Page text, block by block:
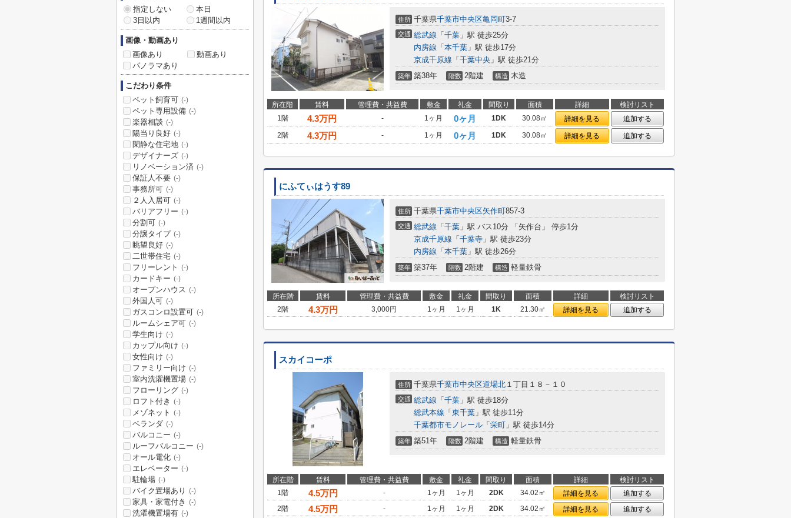
住所 千葉県千葉市中央区亀岡町3-7
交通 総武線 「 千葉 」駅 徒歩25分
内房線 「 本千葉 」駅 徒歩17分
京成千原線 「 千葉中央 」駅 徒歩21分
築年 築38年 階数 2階建 構造 木造
所在階 賃料 管理費・共益費 敷金 礼金 間取り 面積 詳細
検討リスト
1階
4.3万円 - 1ヶ月 0ヶ月 1DK 30.08㎡ 詳細を見る
追加する
2階
4.3万円 - 1ヶ月 0ヶ月 1DK 30.08㎡ 詳細を見る 追加する
にふてぃはうす89
住所 千葉県千葉市中央区矢作町857-3
交通 総武線 「 千葉 」駅 バス10分 「矢作台」 停歩1分
京成千原線 「 千葉寺 」駅 徒歩23分
内房線 「 本千葉 」駅 徒歩26分
築年 築37年 階数 2階建 構造 軽量鉄骨
所在階 賃料 管理費・共益費 敷金 礼金 間取り 面積 詳細
検討リスト
2階
4.3万円 3,000円 1ヶ月 1ヶ月 1K 21.30㎡ 詳細を見る 追加する
スカイコーポ
住所 千葉県千葉市中央区道場北 １丁目１８－１０
交通 総武線 「 千葉 」駅 徒歩18分
総武本線 「 東千葉 」駅 徒歩11分
千葉都市モノレール 「 栄町 」駅 徒歩14分
築年 築51年 階数 2階建 構造 軽量鉄骨
所在階 賃料 管理費・共益費 敷金 礼金 間取り 面積 詳細
検討リスト
1階
4.5万円 - 1ヶ月 1ヶ月 2DK 34.02㎡ 詳細を見る
追加する
2階
4.5万円 - 1ヶ月 1ヶ月 2DK 34.02㎡ 詳細を見る 追加する
指定しない
本日
3日以内
1週間以内
画像・動画あり
画像あり
動画あり
パノラマあり
こだわり条件
ペット飼育可 (-)
ペット専用設備 (-)
楽器相談 (-)
陽当り良好 (-)
閑静な住宅地 (-)
デザイナーズ (-)
リノベーション済 (-)
保証人不要 (-)
事務所可 (-)
２人入居可 (-)
バリアフリー (-)
分割可 (-)
分譲タイプ (-)
眺望良好 (-)
二世帯住宅 (-)
フリーレント (-)
カードキー (-)
オープンハウス (-)
外国人可 (-)
ガスコンロ設置可 (-)
ルームシェア可 (-)
学生向け (-)
カップル向け (-)
女性向け (-)
ファミリー向け (-)
室内洗濯機置場 (-)
フローリング (-)
ロフト付き (-)
メゾネット (-)
ベランダ (-)
バルコニー (-)
ルーフバルコニー (-)
オール電化 (-)
エレベーター (-)
駐輪場 (-)
バイク置場あり (-)
家具・家電付き (-)
洗濯機置場有 (-)